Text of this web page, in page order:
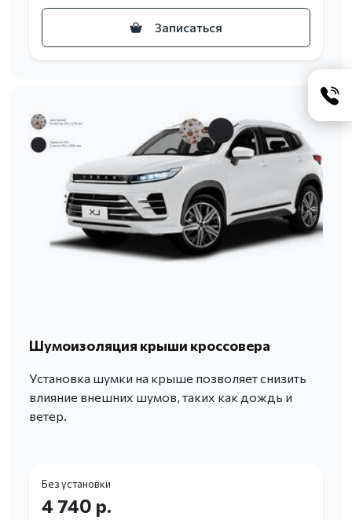
Записаться
Шумоизоляция крыши кроссовера
Установка шумки на крыше позволяет снизить
влияние внешних шумов, таких как дождь и
ветер.
Без установки
4 740 р.